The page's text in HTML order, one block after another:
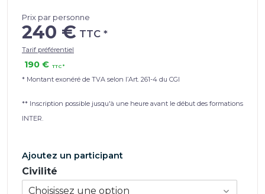
Prix par personne
240 €
Tarif préférentiel
190 €
* Montant exonéré de TVA selon l’Art. 261-4 du CGI
** Inscription possible jusqu'à une heure avant le début des formations
INTER.
Ajoutez un participant
Civilité